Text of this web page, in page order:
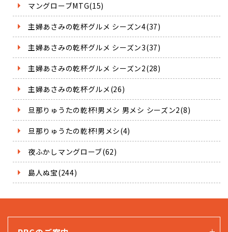
マングローブMTG(15)
主婦あさみの乾杯グルメ シーズン4(37)
主婦あさみの乾杯グルメ シーズン3(37)
主婦あさみの乾杯グルメ シーズン2(28)
主婦あさみの乾杯グルメ(26)
旦那りゅうたの乾杯!男メシ 男メシ シーズン2(8)
旦那りゅうたの乾杯!男メシ(4)
夜ふかしマングローブ(62)
島人ぬ宝(244)